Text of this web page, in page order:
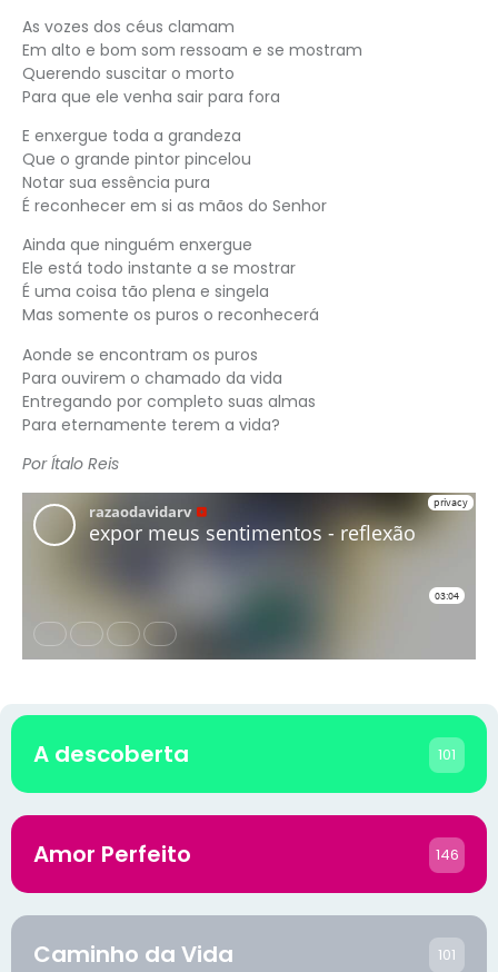
As vozes dos céus clamam
Em alto e bom som ressoam e se mostram
Querendo suscitar o morto
Para que ele venha sair para fora
E enxergue toda a grandeza
Que o grande pintor pincelou
Notar sua essência pura
É reconhecer em si as mãos do Senhor
Ainda que ninguém enxergue
Ele está todo instante a se mostrar
É uma coisa tão plena e singela
Mas somente os puros o reconhecerá
Aonde se encontram os puros
Para ouvirem o chamado da vida
Entregando por completo suas almas
Para eternamente terem a vida?
Por Ítalo Reis
A descoberta 101
Amor Perfeito 146
Caminho da Vida 101